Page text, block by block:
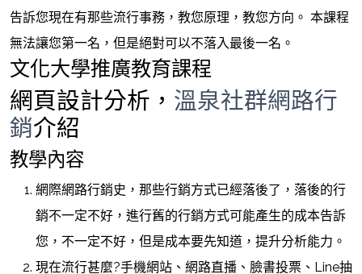
告訴您現在有那些流行事務，教您原理，教您方向。 本課程
無法讓您第一名，但是絕對可以不落入最後一名。
文化大學推廣教育課程
網頁設計分析， 溫泉社群網路行
銷介紹
教學內容
網際網路行銷史，那些行銷方式已經落後了，落後的行
銷不一定不好，進行舊的行銷方式可能產生的成本告訴
您，不一定不好，但是成本要先知道，提升分析能力。
現在流行甚麼?手機網站、網路直播、臉書投票、Line抽